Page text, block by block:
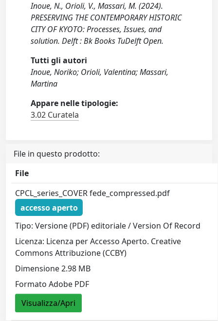
Inoue, N., Orioli, V., Massari, M. (2024).
PRESERVING THE CONTEMPORARY HISTORIC
CITY OF KYOTO: Processes, Issues, and
solution. Delft : Bk Books TuDelft Open.
Tutti gli autori
Inoue, Noriko; Orioli, Valentina; Massari,
Martina
Appare nelle tipologie:
3.02 Curatela
File in questo prodotto:
File
CPCL_series_COVER fede_compressed.pdf
accesso aperto
Tipo: Versione (PDF) editoriale / Version Of Record
Licenza: Licenza per Accesso Aperto. Creative
Commons Attribuzione (CCBY)
Dimensione 2.98 MB
Formato Adobe PDF
Visualizza/Apri